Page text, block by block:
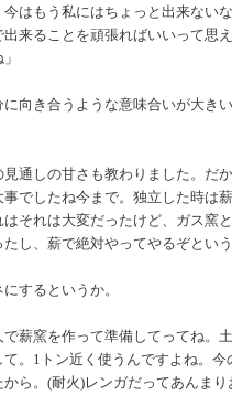
はもう私にはちょっと出来ないな
来ることを頑張ればいいって思
向き合うような意味合いが大き
見通しの甘さも教わりました。だ
事でしたね今まで。独立した時は
それは大変だったけど、ガス窯
し、薪で絶対やってやるぞという
するというか。
で薪窯を作って準備してってね。
。1トン近く使うんですよね。今
ら。(耐火)レンガだってあんま